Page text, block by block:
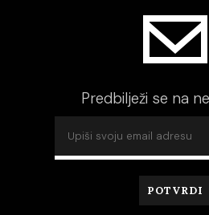
Predbilježi se na